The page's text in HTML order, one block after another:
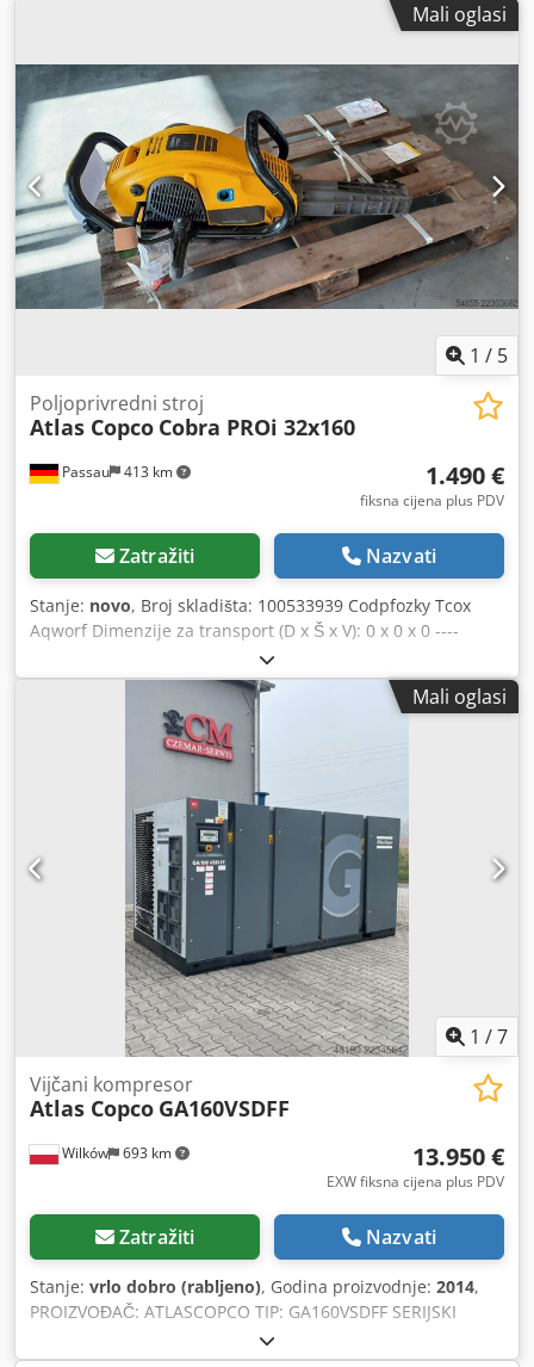
Mali oglasi
1 / 5
Passau 413 km
Poljoprivredni stroj
Atlas Copco Cobra PROi 32x160
1.490 €
fiksna cijena plus PDV
Zatražiti Nazvati
Stanje: novo, Broj skladišta: 100533939 Codpfozky Tcox
Aqworf Dimenzije za transport (D x Š x V): 0 x 0 x 0 ----
prodano! Težina: 24-25 kg Duljina: 877-927 mm Dubina:
358 mm Širina na ručkama: 623 mm Energija udarca: 60
džula Frekvencija udaraca: 1440 udaraca u minutiMali oglasi
1 /7
Wilków 693 km
Vijčani kompresor
Atlas Copco GA160VSDFF
13.950 €
EXW fiksna cijena plus PDV
Zatražiti Nazvati
Stanje: vrlo dobro (rabljeno), Godina proizvodnje: 2014,
PROIZVOĐAČ: ATLASCOPCO TIP: GA160VSDFF SERIJSKI
BROJ: APF195117 GODINA: 2014 Cjdpfxjzl S Sms Aqwerf
SNAGA (kW): 186 PROPUSTNOST (m3/min): 4,82-26,70 TLAK